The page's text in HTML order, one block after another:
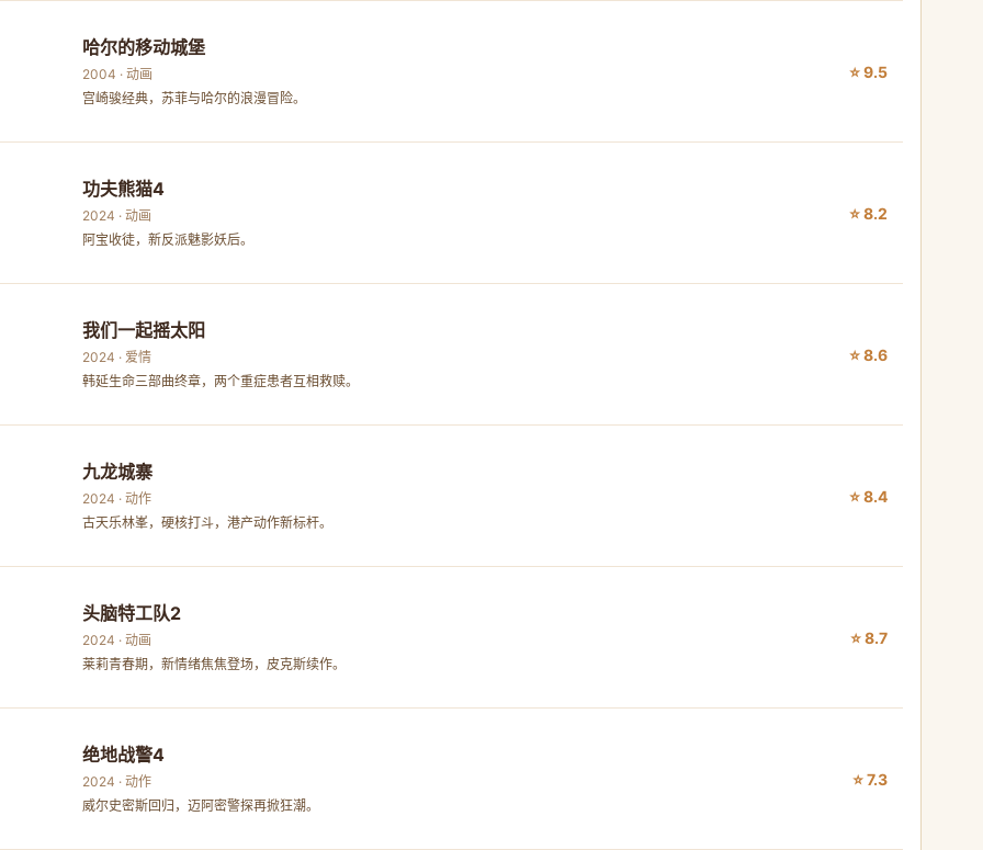
哈尔的移动城堡
2004 · 动画
宫崎骏经典，苏菲与哈尔的浪漫冒险。
⭐ 9.5
功夫熊猫4
2024 · 动画
阿宝收徒，新反派魅影妖后。
⭐ 8.2
我们一起摇太阳
2024 · 爱情
韩延生命三部曲终章，两个重症患者互相救赎。
⭐ 8.6
九龙城寨
2024 · 动作
古天乐林峯，硬核打斗，港产动作新标杆。
⭐ 8.4
头脑特工队2
2024 · 动画
莱莉青春期，新情绪焦焦登场，皮克斯续作。
⭐ 8.7
绝地战警4
2024 · 动作
威尔史密斯回归，迈阿密警探再掀狂潮。
⭐ 7.3